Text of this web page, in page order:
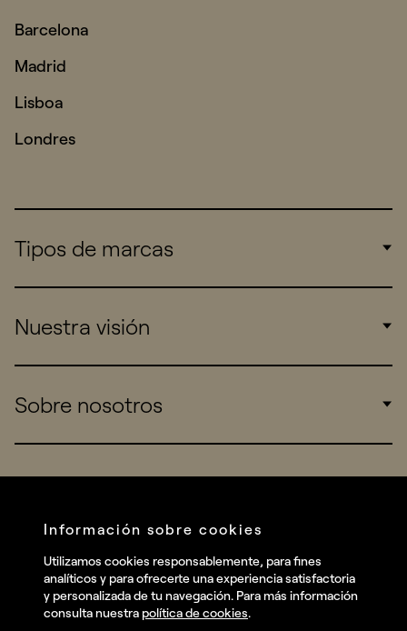
Barcelona
Madrid
Lisboa
Londres
Tipos de marcas
Consumers
Startups
Nuestra visión
Work
Sobre nosotros
Talent
Contact
Instagram
Facebook
Información sobre cookies
Utilizamos cookies responsablemente, para fines
analíticos y para ofrecerte una experiencia satisfactoria
y personalizada de tu navegación. Para más información
consulta nuestra política de cookies.